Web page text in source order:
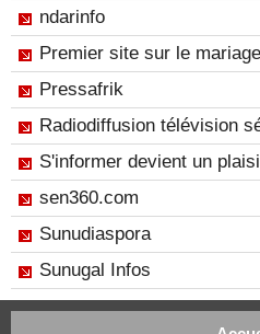
ndarinfo
Premier site sur le mariage
Pressafrik
Radiodiffusion télévision
S'informer devient un
sen360.com
Sunudiaspora
Sunugal Infos